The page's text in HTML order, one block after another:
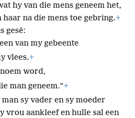
hy van die mens geneem het,
haar na die mens toe gebring.+
gesê:
van my gebeente
vlees.+
word,
man geneem.”+
man sy vader en sy moeder
vrou aankleef en hulle sal een